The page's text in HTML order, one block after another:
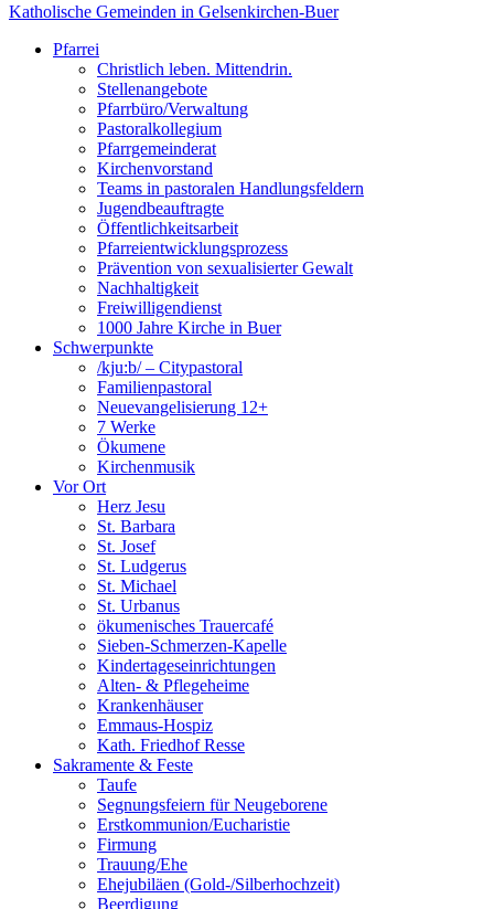
Katholische Gemeinden in Gelsenkirchen-Buer
Pfarrei
Christlich leben. Mittendrin.
Stellenangebote
Pfarrbüro/Verwaltung
Pastoralkollegium
Pfarrgemeinderat
Kirchenvorstand
Teams in pastoralen Handlungsfeldern
Jugendbeauftragte
Öffentlichkeitsarbeit
Pfarreientwicklungsprozess
Prävention von sexualisierter Gewalt
Nachhaltigkeit
Freiwilligendienst
1000 Jahre Kirche in Buer
Schwerpunkte
/kju:b/ – Citypastoral
Familienpastoral
Neuevangelisierung 12+
7 Werke
Ökumene
Kirchenmusik
Vor Ort
Herz Jesu
St. Barbara
St. Josef
St. Ludgerus
St. Michael
St. Urbanus
ökumenisches Trauercafé
Sieben-Schmerzen-Kapelle
Kindertageseinrichtungen
Alten- & Pflegeheime
Krankenhäuser
Emmaus-Hospiz
Kath. Friedhof Resse
Sakramente & Feste
Taufe
Segnungsfeiern für Neugeborene
Erstkommunion/Eucharistie
Firmung
Trauung/Ehe
Ehejubiläen (Gold-/Silberhochzeit)
Beerdigung